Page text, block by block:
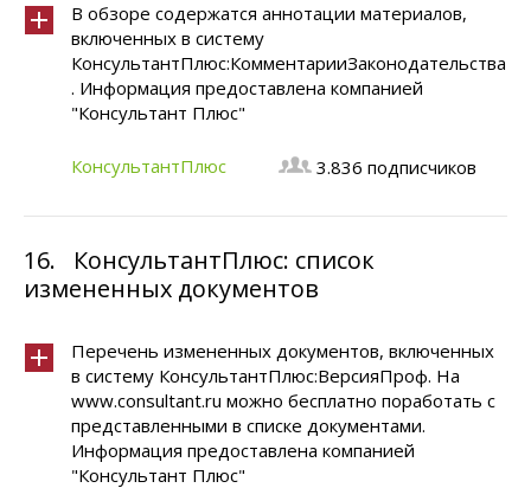
В обзоре содержатся аннотации материалов,
включенных в систему
КонсультантПлюс:КомментарииЗаконодательства
. Информация предоставлена компанией
"Консультант Плюс"
КонсультантПлюс 3.836 подписчиков
16.
КонсультантПлюс: список
измененных документов
Перечень измененных документов, включенных
в систему КонсультантПлюс:ВерсияПроф. На
www.consultant.ru можно бесплатно поработать с
представленными в списке документами.
Информация предоставлена компанией
"Консультант Плюс"